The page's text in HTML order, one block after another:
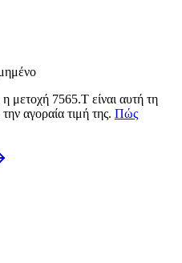
7565.T είναι αυτή τη
αγοραία τιμή της. Πώς